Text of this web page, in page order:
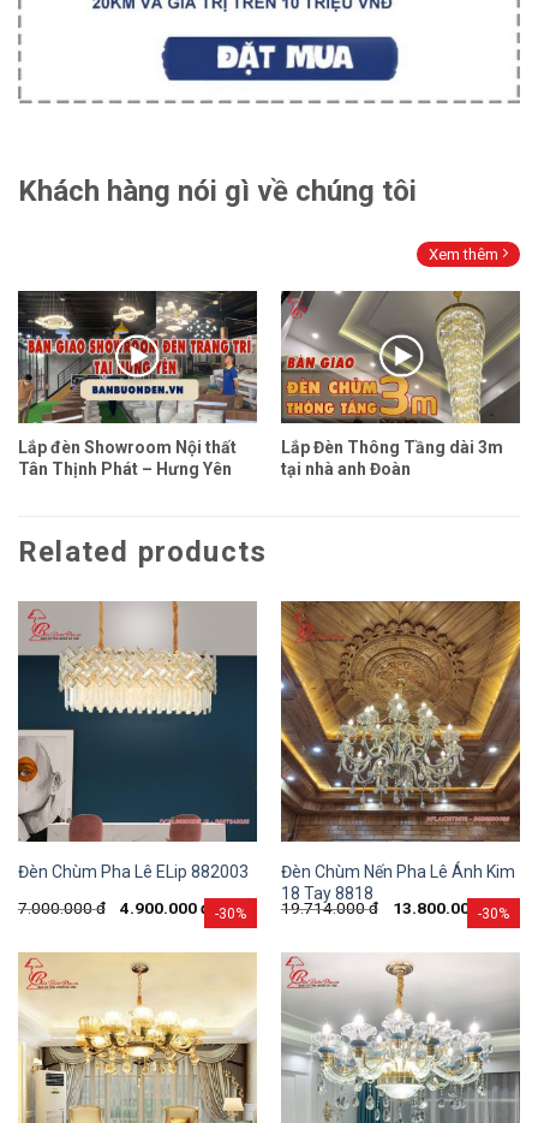
Khách hàng nói gì về chúng tôi
Xem thêm
Lắp đèn Showroom Nội thất
Tân Thịnh Phát – Hưng Yên
Lắp Đèn Thông Tầng dài 3m
tại nhà anh Đoàn
Related products
-30%
Đèn Chùm Pha Lê ELip 882003
7.000.000đ 4.900.000đ -30%
Đèn Chùm Nến Pha Lê Ánh Kim
18 Tay 8818
19.714.000đ 13.800.000 đ